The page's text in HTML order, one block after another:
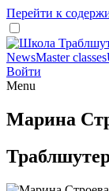
Перейти к
NewsMaster classes
Войти
Menu
Марина